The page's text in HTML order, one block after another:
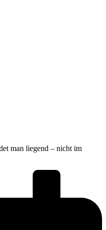
man liegend – nicht im